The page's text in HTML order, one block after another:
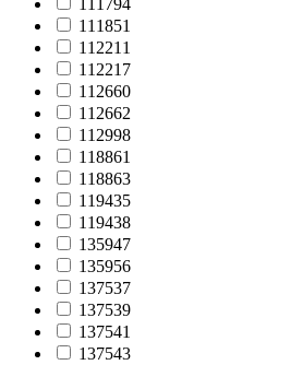
111794
111851
112211
112217
112660
112662
112998
118861
118863
119435
119438
135947
135956
137537
137539
137541
137543